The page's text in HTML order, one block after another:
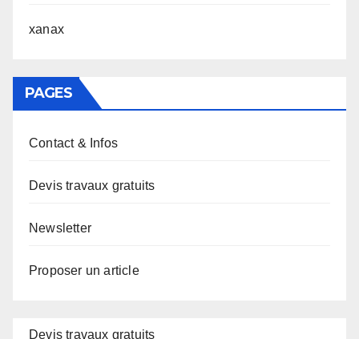
xanax
PAGES
Contact & Infos
Devis travaux gratuits
Newsletter
Proposer un article
Devis travaux gratuits